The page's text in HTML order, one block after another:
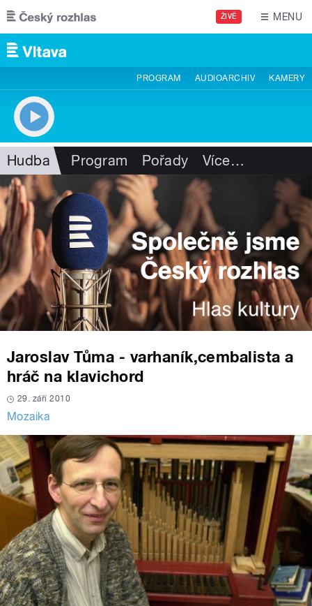
Přejít k hlavnímu obsahu
ŽIVĚ MENU
PROGRAM AUDIOARCHIV KAMERY
Hudba Program Pořady Více…
Jaroslav Tůma - varhaník,cembalista a
hráč na klavichord
29. září 2010
Mozaika